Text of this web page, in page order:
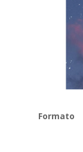
Formato